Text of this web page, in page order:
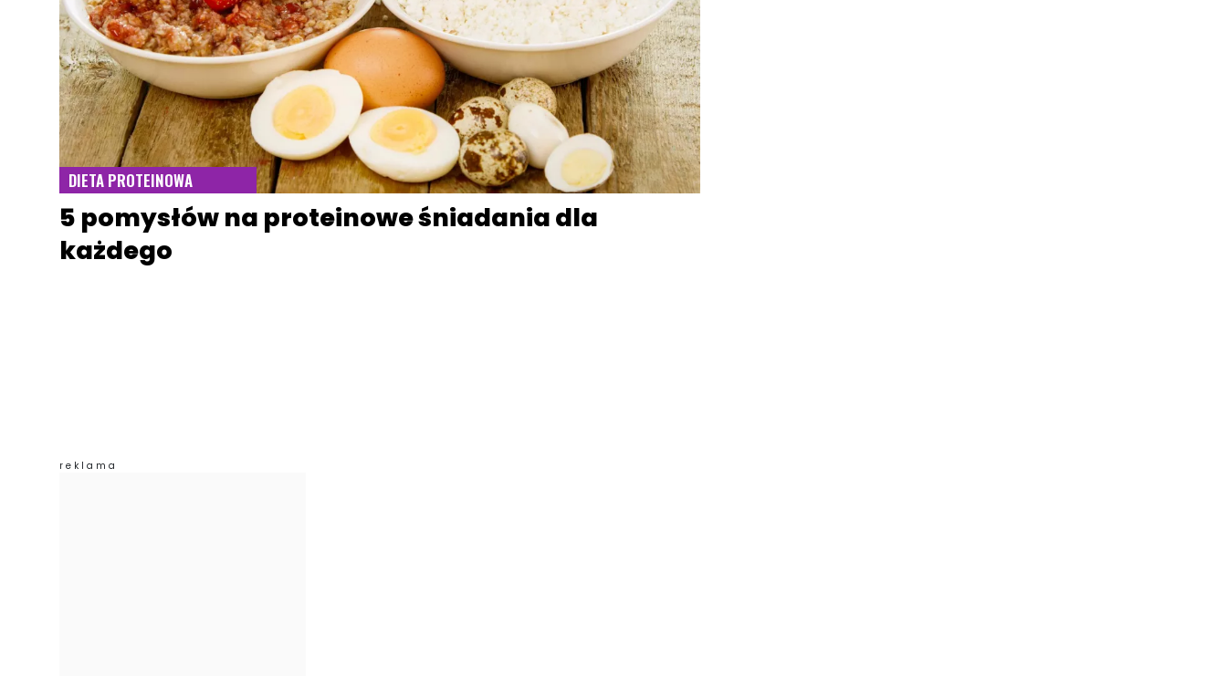
DIETA PROTEINOWA
5 pomysłów na proteinowe śniadania dla
każdego